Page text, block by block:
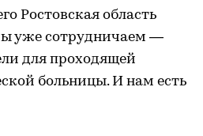
Ростовская область
уже сотрудничаем —
для проходящей
больницы. И нам есть